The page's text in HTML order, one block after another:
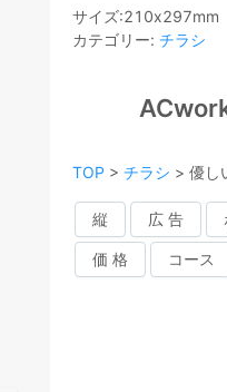
サイズ:210x297mm
カテゴリー: チラシ
TOP > チラシ > 優し
縦 広 告
価 格 コース